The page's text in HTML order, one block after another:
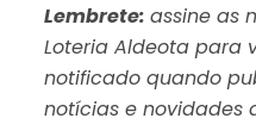
Lembrete: assine as
Loteria Aldeota para
notificado quando
notícias e novidades